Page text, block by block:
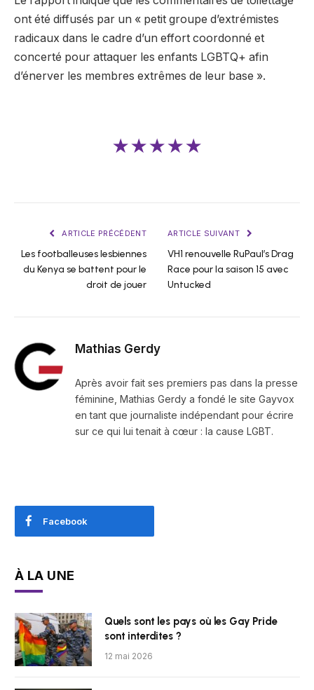
ont été diffusés par un « petit groupe d’extrémistes
radicaux dans le cadre d’un effort coordonné et
concerté pour attaquer les enfants LGBTQ+ afin
d’énerver les membres extrêmes de leur base ».
★★★★★
ARTICLE PRÉCÉDENT
Les footballeuses lesbiennes
du Kenya se battent pour le
droit de jouer
ARTICLE SUIVANT
VH1 renouvelle RuPaul’s Drag
Race pour la saison 15 avec
Untucked
Mathias Gerdy
Après avoir fait ses premiers pas dans la presse
féminine, Mathias Gerdy a fondé le site Gayvox
en tant que journaliste indépendant pour écrire
sur ce qui lui tenait à cœur : la cause LGBT.
Facebook
À LA UNE
Quels sont les pays où les Gay Pride
sont interdites ?
12 mai 2026